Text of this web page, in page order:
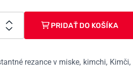
PRIDAŤ DO KOŠÍKA
rezance v miske kimchi Kimči